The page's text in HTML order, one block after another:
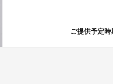
ご提供予定